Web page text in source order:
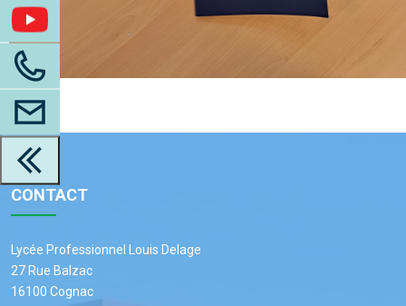
CONTACT
Lycée Professionnel Louis Delage
27 Rue Balzac
16100 Cognac